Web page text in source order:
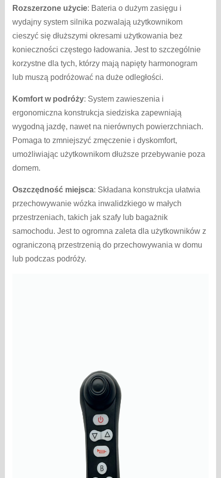
Rozszerzone użycie: Bateria o dużym zasięgu i
wydajny system silnika pozwalają użytkownikom
cieszyć się dłuższymi okresami użytkowania bez
konieczności częstego ładowania. Jest to szczególnie
korzystne dla tych, którzy mają napięty harmonogram
lub muszą podróżować na duże odległości.
Komfort w podróży: System zawieszenia i
ergonomiczna konstrukcja siedziska zapewniają
wygodną jazdę, nawet na nierównych powierzchniach.
Pomaga to zmniejszyć zmęczenie i dyskomfort,
umożliwiając użytkownikom dłuższe przebywanie poza
domem.
Oszczędność miejsca: Składana konstrukcja ułatwia
przechowywanie wózka inwalidzkiego w małych
przestrzeniach, takich jak szafy lub bagażnik
samochodu. Jest to ogromna zaleta dla użytkowników z
ograniczoną przestrzenią do przechowywania w domu
lub podczas podróży.